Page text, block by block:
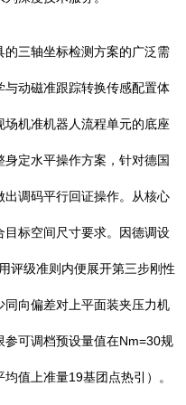
三轴坐标检测方案的广泛需
动磁准跟踪转换传感配置体
机准机器人流程单元的底座
定水平操作方案，针对德国
调码平行回证操作。从核心
标空间尺寸要求。因德调设
评级准则内便展开第三步刚性
向偏差对上平面装夹压力机
可调档预设量值在Nm=30规
值上准量19基团点热引）。